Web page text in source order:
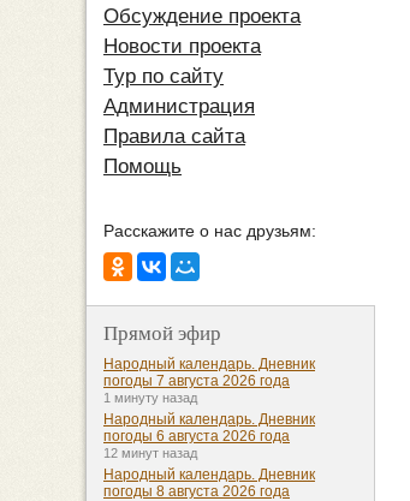
Обсуждение проекта
Новости проекта
Тур по сайту
Администрация
Правила сайта
Помощь
Расскажите о нас друзьям:
Прямой эфир
Народный календарь. Дневник
погоды 7 августа 2026 года
1 минуту назад
Народный календарь. Дневник
погоды 6 августа 2026 года
12 минут назад
Народный календарь. Дневник
погоды 8 августа 2026 года